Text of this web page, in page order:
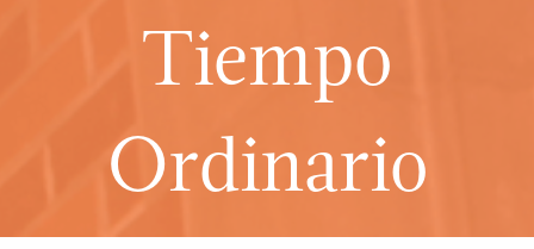
Tiempo
Ordinario